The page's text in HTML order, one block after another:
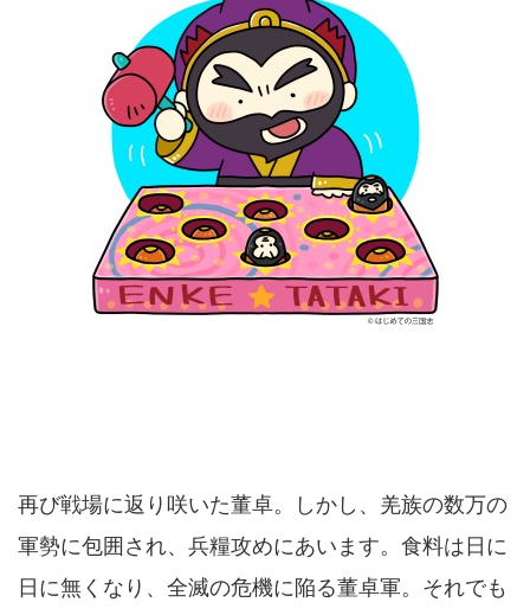
再び戦場に返り咲いた董卓。しかし、羌族の数万の
軍勢に包囲され、兵糧攻めにあいます。食料は日に
日に無くなり、全滅の危機に陥る董卓軍。それでも